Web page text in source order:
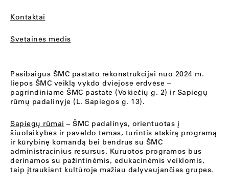
Kontaktai
Svetainės medis
Pasibaigus ŠMC pastato rekonstrukcijai nuo 2024 m.
liepos ŠMC veiklą vykdo dviejose erdvėse –
pagrindiniame ŠMC pastate (Vokiečių g. 2) ir Sapiegų
rūmų padalinyje (L. Sapiegos g. 13).
Sapiegų rūmai – ŠMC padalinys, orientuotas į
šiuolaikybės ir paveldo temas, turintis atskirą programą
ir kūrybinę komandą bei bendrus su ŠMC
administracinius resursus. Kuruotos programos bus
derinamos su pažintinėmis, edukacinėmis veiklomis,
taip įtraukiant kultūroje mažiau dalyvaujančias grupes.